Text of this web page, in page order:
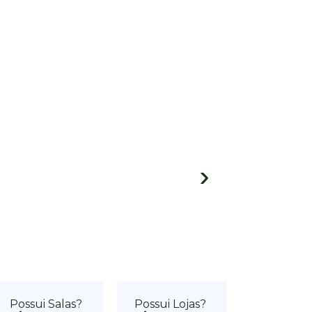
Possui Salas? Possui Lojas?